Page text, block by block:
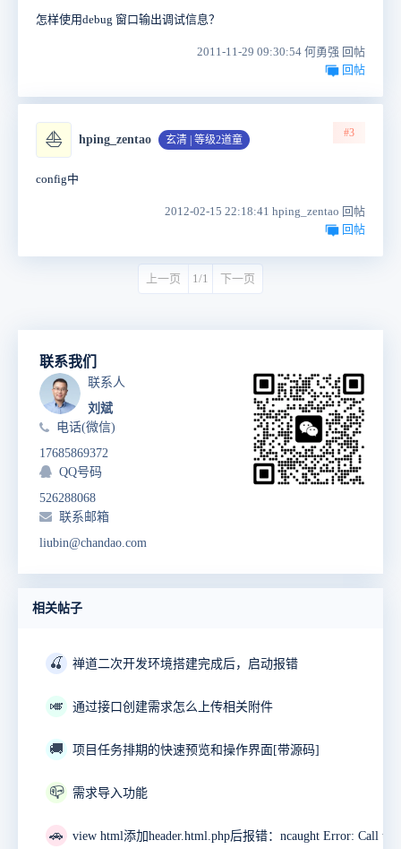
怎样使用debug 窗口输出调试信息？
2011-11-29 09:30:54 何勇强 回帖
回帖
⛵ hping_zentao 玄清 | 等级2道童
#3
config中
2012-02-15 22:18:41 hping_zentao 回帖
回帖
上一页 1/1 下一页
联系我们
联系人
刘斌
电话(微信)
17685869372
QQ号码
526288068
联系邮箱
liubin@chandao.com
相关帖子
🍒 禅道二次开发环境搭建完成后，启动报错
🎺 通过接口创建需求怎么上传相关附件
🚚 项目任务排期的快速预览和操作界面[带源码]
📪 需求导入功能
🚗